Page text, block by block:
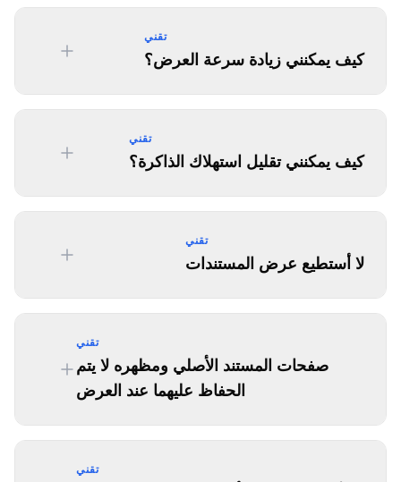
تقني
كيف يمكنني زيادة سرعة العرض؟
تقني
كيف يمكنني تقليل استهلاك الذاكرة؟
تقني
لا أستطيع عرض المستندات
تقني
صفحات المستند الأصلي ومظهره لا يتم
الحفاظ عليهما عند العرض
تقني